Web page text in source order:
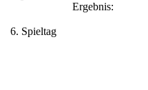
Ergebnis:
6. Spieltag